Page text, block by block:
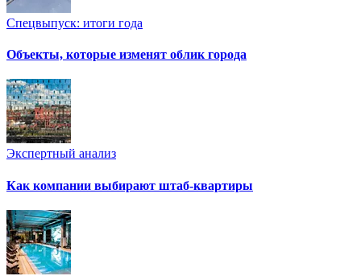
Спецвыпуск: итоги года
Объекты, которые изменят облик города
Экспертный анализ
Как компании выбирают штаб-квартиры